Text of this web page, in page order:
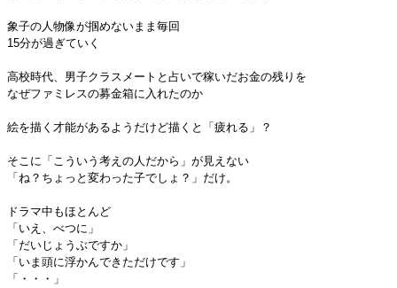
象子の人物像が掴めないまま毎回
15分が過ぎていく
高校時代、男子クラスメートと占いで稼いだお金の残りを
なぜファミレスの募金箱に入れたのか
絵を描く才能があるようだけど描くと「疲れる」？
そこに「こういう考えの人だから」が見えない
「ね？ちょっと変わった子でしょ？」だけ。
ドラマ中もほとんど
「いえ、べつに」
「だいじょうぶですか」
「いま頭に浮かんできただけです」
「・・・」